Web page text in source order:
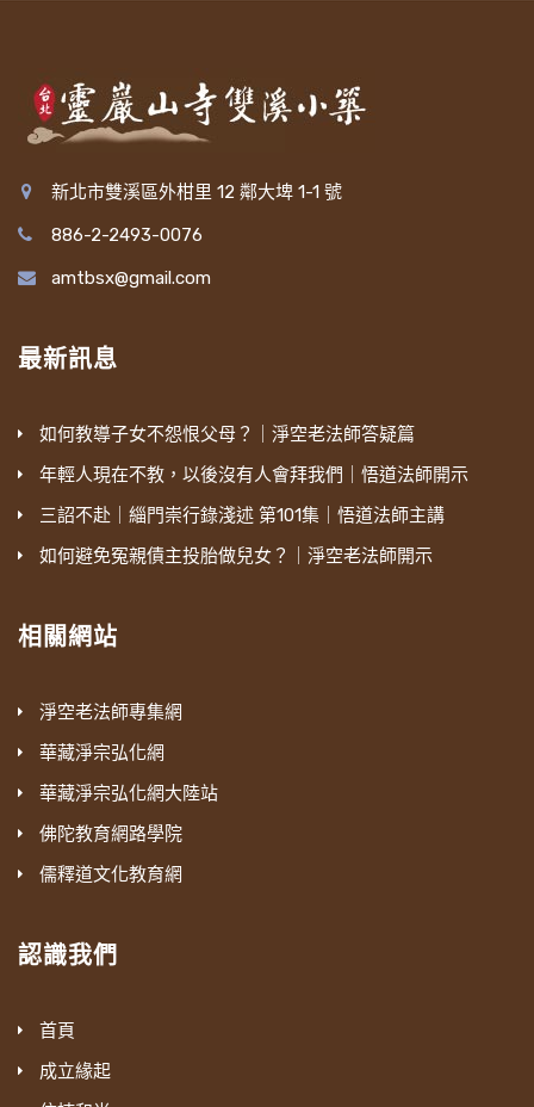
新北市雙溪區外柑里 12 鄰大埤 1-1 號
886-2-2493-0076
amtbsx@gmail.com
最新訊息
如何教導子女不怨恨父母？｜淨空老法師答疑篇
年輕人現在不教，以後沒有人會拜我們｜悟道法師開示
三詔不赴｜緇門崇行錄淺述 第101集｜悟道法師主講
如何避免冤親債主投胎做兒女？｜淨空老法師開示
相關網站
淨空老法師專集網
華藏淨宗弘化網
華藏淨宗弘化網大陸站
佛陀教育網路學院
儒釋道文化教育網
認識我們
首頁
成立緣起